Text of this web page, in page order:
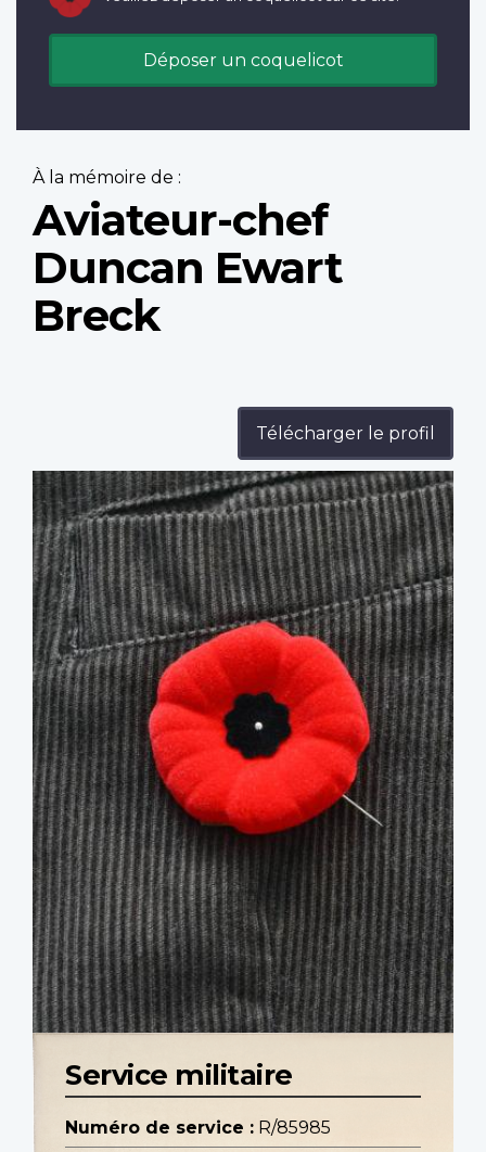
Déposer un coquelicot
À la mémoire de :
Aviateur-chef
Duncan Ewart
Breck
Télécharger le profil
Profile
image
Service militaire
Numéro de service : R/85985